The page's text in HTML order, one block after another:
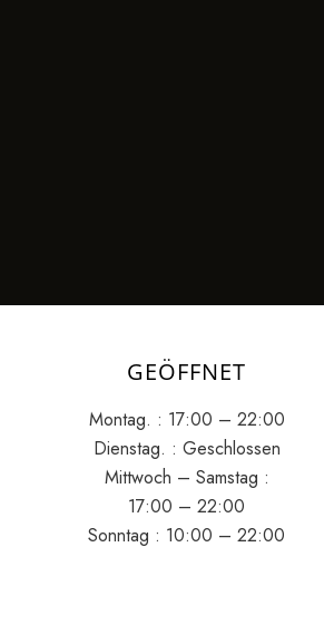
GEÖFFNET
Montag. : 17:00 – 22:00
Dienstag. : Geschlossen
Mittwoch – Samstag :
17:00 – 22:00
Sonntag : 10:00 – 22:00